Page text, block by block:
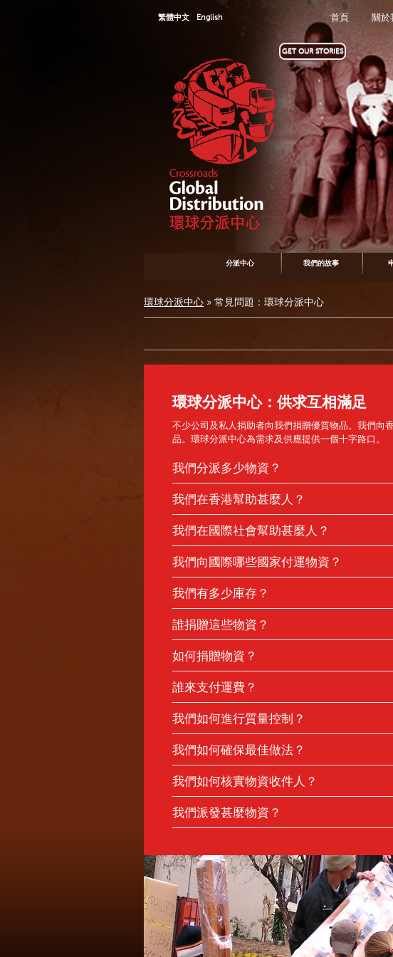
首頁 關於
繁體中文 English
GET OUR STORIES
分派中心 我們的故事
環球分派中心 » 常見問題：環球分派中心
環球分派中心：供求互相滿足
不少公司及私人捐助者向我們捐贈優質物品。我們向
品。環球分派中心為需求及供應提供一個十字路口。
我們分派多少物資？
我們在香港幫助甚麼人？
案。
香港特別行政區註冊的非牟利機構。
我們的服務範疇包括：
社區／文化團體
戒毒服務
教育機構
長者
有需要家庭
醫療診所及醫院/li>
孤兒院
有特殊需要人士
高危人士
服務機構
社會企業
弱勢社群的體育活動
預防自殺服務
婦女支援服務
職業培訓計劃
為動物爭取福利
我們提供資源以加強受惠對象的能力，不論對象是個
我們在國際社會幫助甚麼人？
災民
學校／大學
戒毒中心
醫療診所及醫院
受數位落差影響的社區
人口販賣受害者
社會企業活動
職業技能培訓中心
環境保護
高危兒童／婦女
我們向國際哪些國家付運物資？
亞洲：
香港、孟加拉、柬埔寨、東帝汶、斐濟、印度、印尼
甸、尼泊爾、韓國、中國、巴基斯坦、巴布亞新幾內
蘭卡、泰國、越南。
歐洲：
阿爾巴尼亞、亞美尼亞、白俄羅斯，波斯尼亞和 黑塞
西伯利亞、西班牙、烏克蘭。
亞洲中部：阿富汗、哈薩克、吉爾吉斯斯坦、塔吉克
納法索、喀麥隆、剛果民主共和國、埃及、埃塞俄比
尼亞、萊索托、馬達加斯加、馬拉維、摩洛哥、莫桑
拉利昂、南非、蘇丹、坦桑尼亞、烏干達、贊比亞、津
比海、智利、哥斯達黎加、危地馬拉、海地、洪都拉
伊朗、伊拉克、以色列、黎巴嫩。
我們有多少庫存？
誰捐贈這些物資？
酒店
醫院
公司
個人
如何捐贈物資？
送貨地點：新界屯門青山公路2號十字路會32號大樓
午1時，以及下午2時至4時，國際十字路會內都有同事
想捐贈物資？?
誰來支付運費？
然後，我們會就餘下費用進行籌款。
集經費。在這情況下，我們便可更迅速地付運物資。
我們如何進行質量控制？
很多產品來自五星級酒店或跨國公司；雖然不是
其他產品來自醫院及大學，兩者均須提供優質服務
我們如何確保最佳做法？
按照服務對象及於人道救援分部合作伙伴的指示。於
示。我們的合作伙伴告訴我們有關他們的需要／項目
達致最佳效果。在這方面，我們乃根據收件人的策略
化及氣候因素，以及符合各國海關要求的規定。高度
我們如何核實物資收件人？
面，我們擁有強大的應用程式，可應用於全球各地已
工作歷史、描述其規模及服務範疇接觸人數、就物資
資源加強並無接受其他來源實際幫助的機構。
我們派發甚麼物資？